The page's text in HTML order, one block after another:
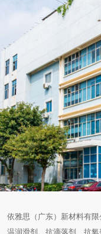
依雅思（广东）新材料有
温润滑剂、抗滴落剂、抗